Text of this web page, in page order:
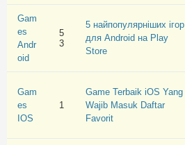
Gam
es
Andr
oid
5
3
5 найпопулярніших ігор
для Android на Play
Store
Gam
es
IOS
1
Game Terbaik iOS Yang
Wajib Masuk Daftar
Favorit